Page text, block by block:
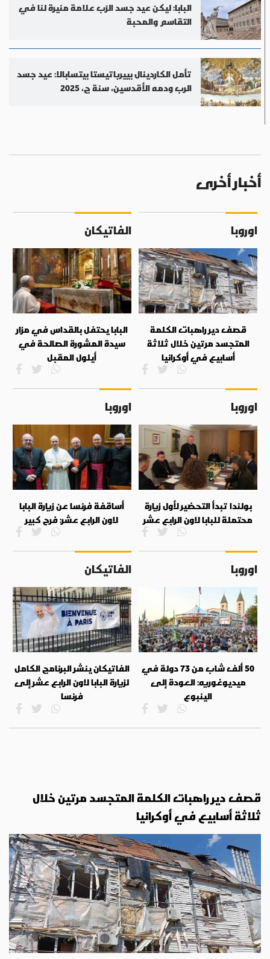
البابا: ليكن عيد جسد الرّب علامة منيرة لنا في
التقاسم والمحبة
تأمل الكاردينال بييرباتيستا بيتسابالا: عيد جسد
الرب ودمه الأقدسين، سنة ج، 2025
أخبار أخرى
اوروبا
قصف دير راهبات الكلمة
المتجسد مرتين خلال ثلاثة
أسابيع في أوكرانيا
الفاتيكان
البابا يحتفل بالقداس في مزار
سيدة المشورة الصالحة في
أيلول المقبل
اوروبا
بولندا تبدأ التحضير لأول زيارة
محتملة للبابا لاون الرابع عشر
اوروبا
أساقفة فرنسا عن زيارة البابا
لاون الرابع عشر: فرح كبير
اوروبا
50 ألف شاب من 73 دولة في
ميديوغوريه: العودة إلى
الينبوع
الفاتيكان
الفاتيكان ينشر البرنامج الكامل
لزيارة البابا لاون الرابع عشر إلى
فرنسا
قصف دير راهبات الكلمة المتجسد مرتين خلال
ثلاثة أسابيع في أوكرانيا